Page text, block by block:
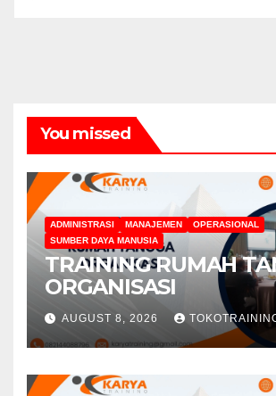
You missed
ADMINISTRASI MANAJEMEN
OPERASIONAL
SUMBER DAYA MANUSIA
TRAINING RUMAH
ORGANISASI
AUGUST 8, 2026